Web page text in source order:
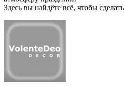
Здесь вы найдёте всё, чтобы
стильные и уникальные предметы декора,
новогодних композиций,
венков и других украшений, которые
идеально впишутся в ваш интерьер.
Создайте уют и праздничное